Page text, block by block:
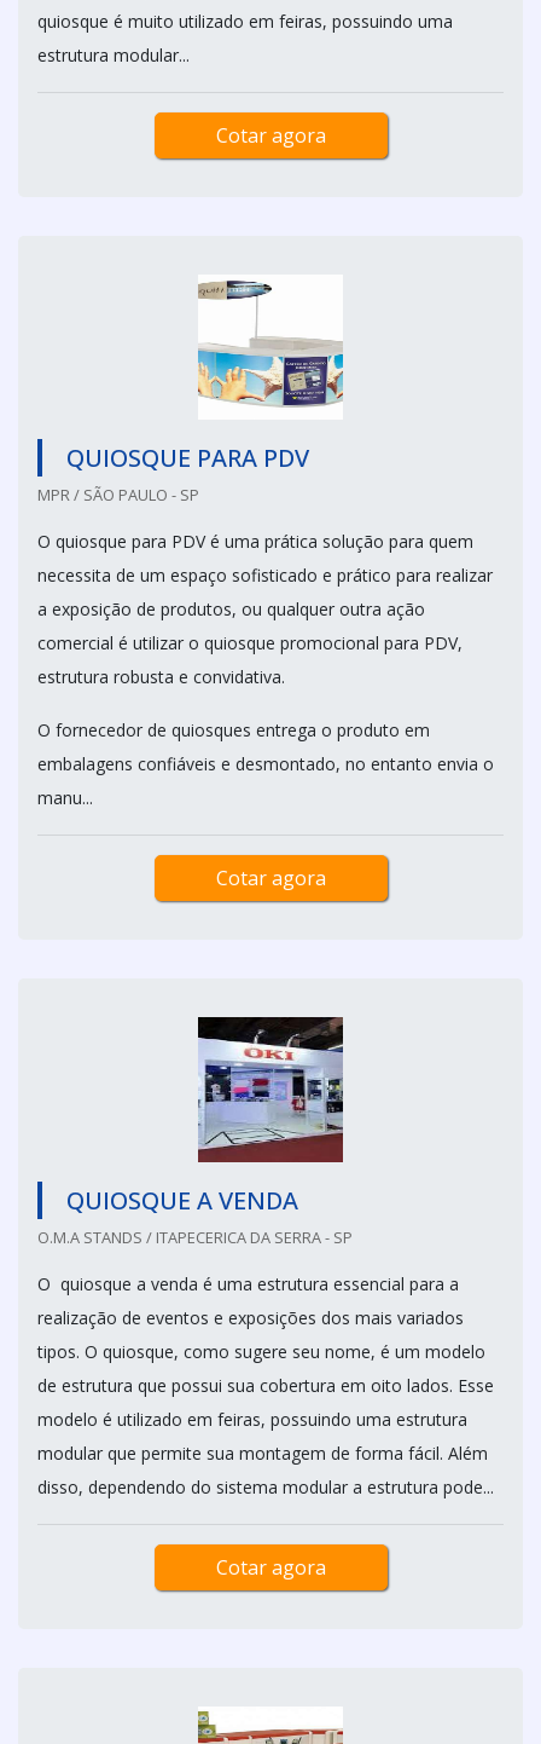
quiosque é muito utilizado em feiras, possuindo uma
estrutura modular...
Cotar agora
QUIOSQUE PARA PDV
MPR / SÃO PAULO - SP
O quiosque para PDV é uma prática solução para quem
necessita de um espaço sofisticado e prático para realizar
a exposição de produtos, ou qualquer outra ação
comercial é utilizar o quiosque promocional para PDV,
estrutura robusta e convidativa.
O fornecedor de quiosques entrega o produto em
embalagens confiáveis e desmontado, no entanto envia o
manu...
Cotar agora
QUIOSQUE A VENDA
O.M.A STANDS / ITAPECERICA DA SERRA - SP
O quiosque a venda é uma estrutura essencial para a
realização de eventos e exposições dos mais variados
tipos. O quiosque, como sugere seu nome, é um modelo
de estrutura que possui sua cobertura em oito lados. Esse
modelo é utilizado em feiras, possuindo uma estrutura
modular que permite sua montagem de forma fácil. Além
disso, dependendo do sistema modular a estrutura pode...
Cotar agora